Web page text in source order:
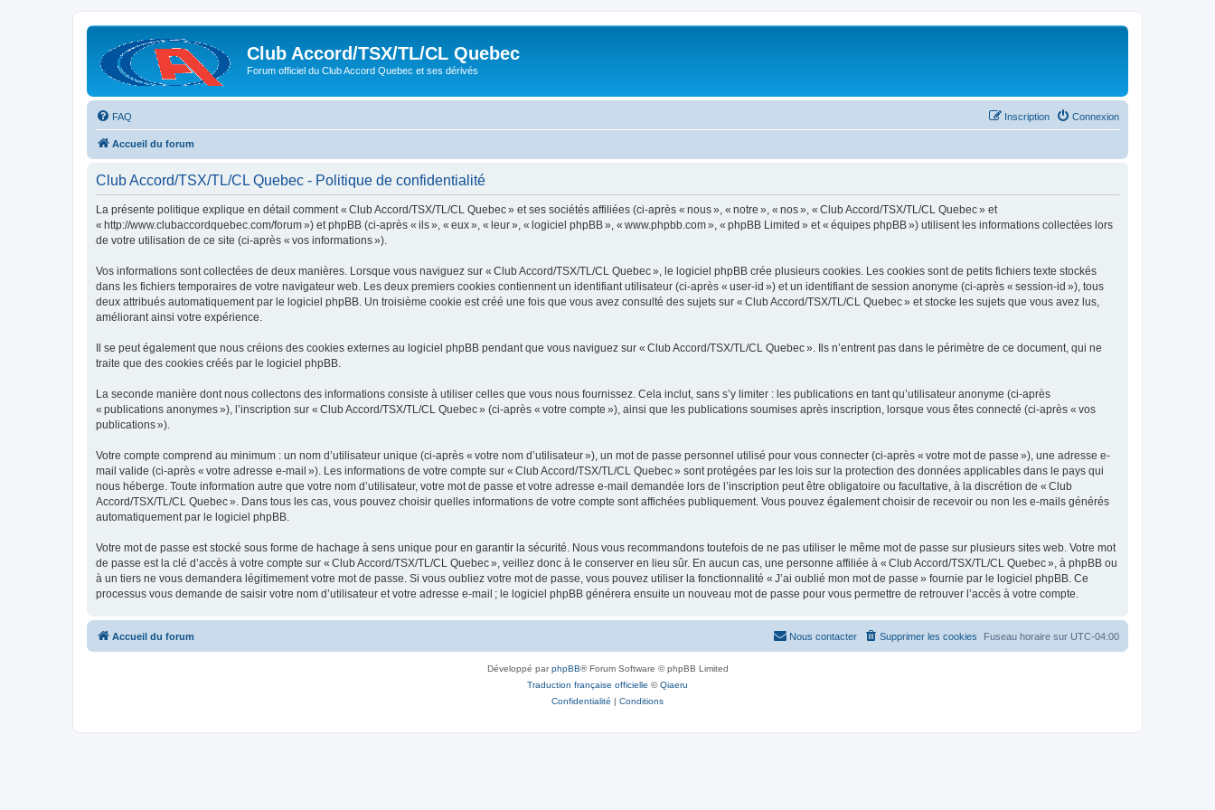
Club Accord/TSX/TL/CL Quebec
Forum officiel du Club Accord Quebec et ses dérivés
FAQ Connexion
Inscription
Accueil du forum
Club Accord/TSX/TL/CL Quebec - Politique de confidentialité
La présente politique explique en détail comment « Club Accord/TSX/TL/CL Quebec » et ses sociétés affiliées (ci-après « nous », « notre », « nos », « Club Accord/TSX/TL/CL Quebec » et
« http://www.clubaccordquebec.com/forum ») et phpBB (ci-après « ils », « eux », « leur », « logiciel phpBB », « www.phpbb.com », « phpBB Limited » et « équipes phpBB ») utilisent les informations collectées lors
de votre utilisation de ce site (ci-après « vos informations »).
Vos informations sont collectées de deux manières. Lorsque vous naviguez sur « Club Accord/TSX/TL/CL Quebec », le logiciel phpBB crée plusieurs cookies. Les cookies sont de petits fichiers texte stockés
dans les fichiers temporaires de votre navigateur web. Les deux premiers cookies contiennent un identifiant utilisateur (ci-après « user-id ») et un identifiant de session anonyme (ci-après « session-id »), tous
deux attribués automatiquement par le logiciel phpBB. Un troisième cookie est créé une fois que vous avez consulté des sujets sur « Club Accord/TSX/TL/CL Quebec » et stocke les sujets que vous avez lus,
améliorant ainsi votre expérience.
Il se peut également que nous créions des cookies externes au logiciel phpBB pendant que vous naviguez sur « Club Accord/TSX/TL/CL Quebec ». Ils n’entrent pas dans le périmètre de ce document, qui ne
traite que des cookies créés par le logiciel phpBB.
La seconde manière dont nous collectons des informations consiste à utiliser celles que vous nous fournissez. Cela inclut, sans s’y limiter : les publications en tant qu’utilisateur anonyme (ci-après
« publications anonymes »), l’inscription sur « Club Accord/TSX/TL/CL Quebec » (ci-après « votre compte »), ainsi que les publications soumises après inscription, lorsque vous êtes connecté (ci-après « vos
publications »).
Votre compte comprend au minimum : un nom d’utilisateur unique (ci-après « votre nom d’utilisateur »), un mot de passe personnel utilisé pour vous connecter (ci-après « votre mot de passe »), une adresse e-
mail valide (ci-après « votre adresse e-mail »). Les informations de votre compte sur « Club Accord/TSX/TL/CL Quebec » sont protégées par les lois sur la protection des données applicables dans le pays qui
nous héberge. Toute information autre que votre nom d’utilisateur, votre mot de passe et votre adresse e-mail demandée lors de l’inscription peut être obligatoire ou facultative, à la discrétion de « Club
Accord/TSX/TL/CL Quebec ». Dans tous les cas, vous pouvez choisir quelles informations de votre compte sont affichées publiquement. Vous pouvez également choisir de recevoir ou non les e-mails générés
automatiquement par le logiciel phpBB.
Votre mot de passe est stocké sous forme de hachage à sens unique pour en garantir la sécurité. Nous vous recommandons toutefois de ne pas utiliser le même mot de passe sur plusieurs sites web. Votre mot
de passe est la clé d’accès à votre compte sur « Club Accord/TSX/TL/CL Quebec », veillez donc à le conserver en lieu sûr. En aucun cas, une personne affiliée à « Club Accord/TSX/TL/CL Quebec », à phpBB ou
à un tiers ne vous demandera légitimement votre mot de passe. Si vous oubliez votre mot de passe, vous pouvez utiliser la fonctionnalité « J’ai oublié mon mot de passe » fournie par le logiciel phpBB. Ce
processus vous demande de saisir votre nom d’utilisateur et votre adresse e-mail ; le logiciel phpBB générera ensuite un nouveau mot de passe pour vous permettre de retrouver l’accès à votre compte.
Accueil du forum Fuseau horaire sur UTC-04:00
Supprimer les cookies
Nous contacter
Développé parphpBB® Forum Software © phpBB Limited
Traduction française officielle ©Qiaeru
Confidentialité | Conditions